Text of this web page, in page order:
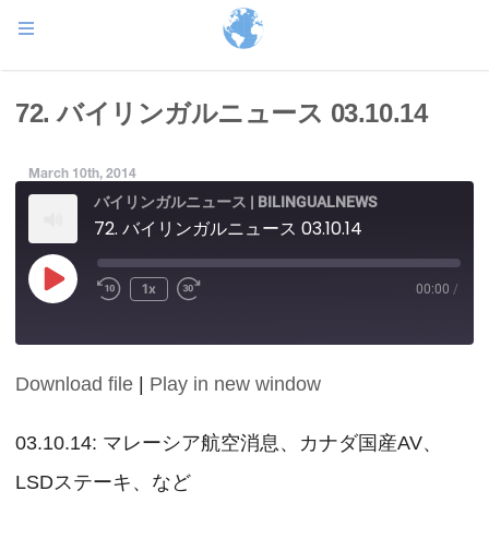
72. バイリンガルニュース 03.10.14
March 10th, 2014
バイリンガルニュース | BILINGUALNEWS
72. バイリンガルニュース 03.10.14
Play
Episode
1x 00:00 /
SHARE
LINK
EMBED
Download file Play in new window
03.10.14: マレーシア航空消息、カナダ国産AV、
LSDステーキ、など